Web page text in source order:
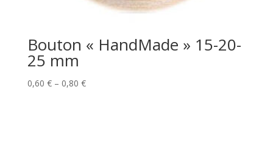
Bouton « HandMade » 15-20-
25 mm
0,60 € – 0,80 €Price